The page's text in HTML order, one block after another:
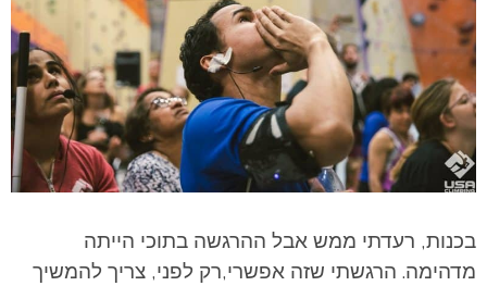
בכנות, רעדתי ממש אבל ההרגשה בתוכי הייתה
מדהימה. הרגשתי שזה אפשרי,רק לפני, צריך להמשיך